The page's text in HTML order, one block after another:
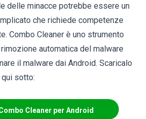
delle minacce potrebbe essere un
che richiede competenze
Combo Cleaner è uno strumento
automatica del malware
il malware dai Android. Scaricalo
sotto:
Cleaner per Android